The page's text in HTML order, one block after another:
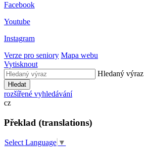
Facebook
Youtube
Instagram
Verze pro seniory Mapa webu
Vytisknout
Hledaný výraz
Hledat
rozšířené vyhledávání
cz
Překlad (translations)
Select Language ▼